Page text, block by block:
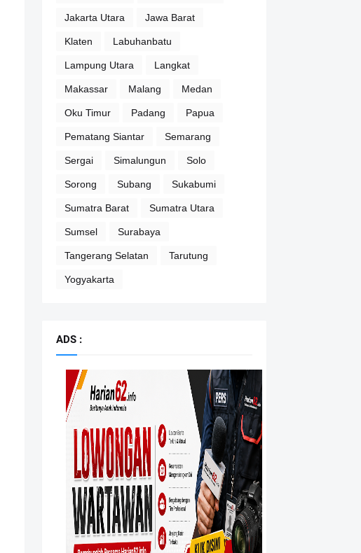
Jakarta Utara Jawa Barat
Klaten Labuhanbatu
Lampung Utara Langkat
Makassar Malang Medan
Oku Timur Padang Papua
Pematang Siantar Semarang
Sergai Simalungun Solo
Sorong Subang Sukabumi
Sumatra Barat Sumatra Utara
Sumsel Surabaya
Tangerang Selatan Tarutung
Yogyakarta
ADS :